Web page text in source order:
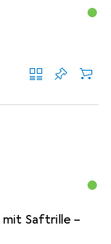
mit Saftrille –